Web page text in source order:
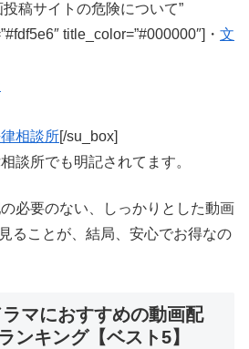
稿サイトの危険について”
title_color=”#000000″]・ 文
相談所[/su_box]
談所でも明記されてます。
必要のない、しっかりとした動画
ることが、結局、安心でお得なの
マにおすすめの動画配
ンキング【ベスト5】